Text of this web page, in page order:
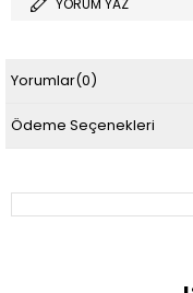
YORUM YAZ
Yorumlar(0)
Ödeme Seçenekleri